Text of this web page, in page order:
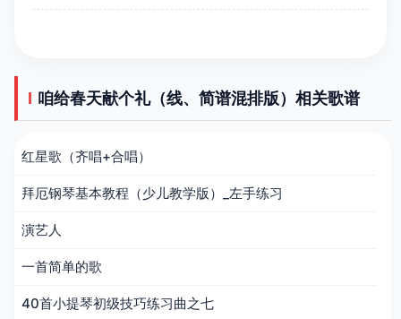
咱给春天献个礼（线、简谱混排版）相关歌谱
红星歌（齐唱+合唱）
拜厄钢琴基本教程（少儿教学版）_左手练习
演艺人
一首简单的歌
40首小提琴初级技巧练习曲之七